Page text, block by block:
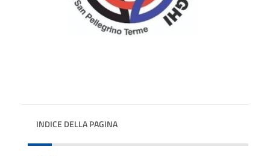
INDICE DELLA PAGINA